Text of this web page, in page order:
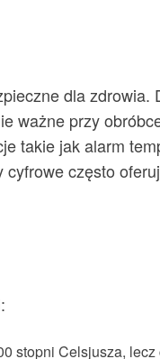
dla zdrowia.
ważne przy
takie jak alarm
często
stopni Celsjusza,